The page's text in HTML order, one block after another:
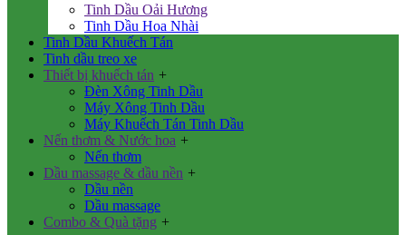
Tinh Dầu Oải Hương
Tinh Dầu Hoa Nhài
Tinh Dầu Khuếch Tán
Tinh dầu treo xe
Thiết bị khuếch tán +
Đèn Xông Tinh Dầu
Máy Xông Tinh Dầu
Máy Khuếch Tán Tinh Dầu
Nến thơm & Nước hoa +
Nến thơm
Dầu massage & dầu nền +
Dầu nền
Dầu massage
Combo & Quà tặng +